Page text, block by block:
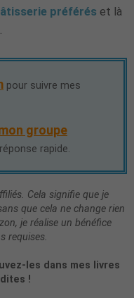
préférés et là
.
pour suivre mes
groupe
rapide.
Cela signifie que je
que cela ne change rien
je réalise un bénéfice
requises.
les dans mes livres
!